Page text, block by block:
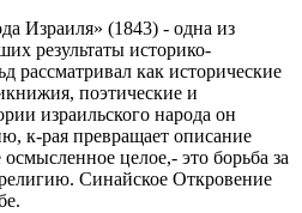
Израиля» (1843) - одна из
результаты историко-
рассматривал как исторические
поэтические и
израильского народа он
к-рая превращает описание
целое,- это борьба за
Синайское Откровение